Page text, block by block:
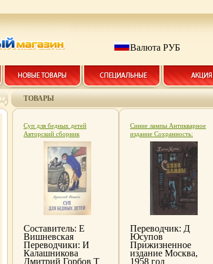
Валюта РУБ
ТОВАРЫ
Суп для бедных детей
Авторский сборник
Антикварное издание
Сохранность: Хорошая
Издательство:
Государственное издательство
художественной литературы,
1955 г Мягкая обложка, 96
стр Тираж: 165000 экз
Формат: 84x108/32
(~130х205 мм) инфо 8303k.
Составитель: Е
Вишневская
Переводчики: И
Калашникова
Дмитрий Горбов Т
Синие лампы Антикварное
издание Сохранность:
Хорошая Издательство:
Государственное издательство
Детской литературы
Министерства Просвещения
РСФСР, 1958 г Твердый
переплет, 88 стр Тираж:
30000 экз Формат: 70x92/16
инфо 8305k.
Переводчик: Д
Юсупов
Прижизненное
издание Москва,
1958 год